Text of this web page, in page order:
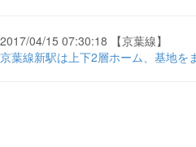
2017/04/15 07:30:18 【京葉線】
京葉線新駅は上下2層ホーム、基地を